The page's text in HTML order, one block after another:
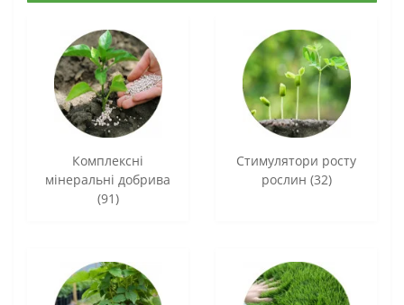
Комплексні
мінеральні добрива
(91)
Стимулятори росту
рослин (32)